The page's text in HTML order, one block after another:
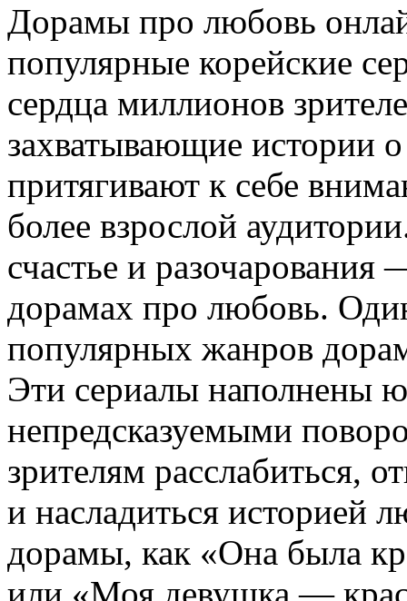
Дoрaмы прo любoвь
популярные корейские
сердца миллионов
захватывающие истории
притягивают к себе
более взрослой
счастье и
дорамах про любовь.
популярных жанров
Эти сериалы наполнены
непредсказуемыми
зрителям расслабиться,
и насладиться историей
дорамы, как «Она была
или «Моя девушка —